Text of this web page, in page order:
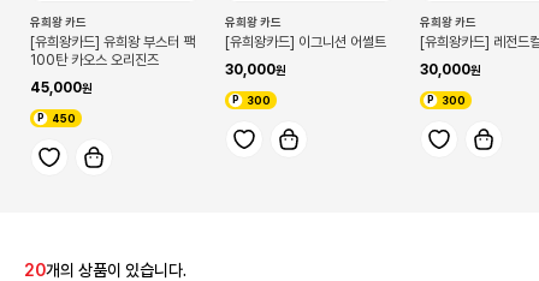
유희왕 카드
[유희왕카드] 유희왕 부스터 팩
100탄 카오스 오리진즈
45,000
450
유희왕 카드
[유희왕카드] 이그니션 어썰트
30,000
300
유희왕 카드
[유희왕카드] 레전드
30,000
300
20개의 상품이 있습니다.